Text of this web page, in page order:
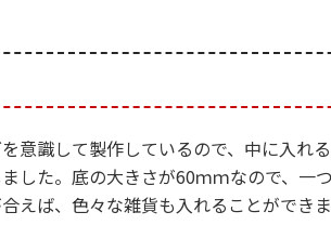
意識して製作しているので、中に入れ
した。底の大きさが60ｍｍなので、一
えば、色々な雑貨も入れることができま